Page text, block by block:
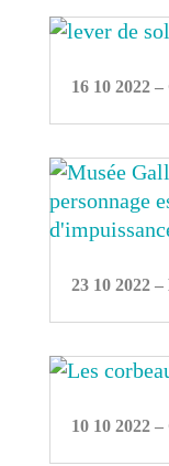
16 10 2022
23 10 2022
10 10 2022